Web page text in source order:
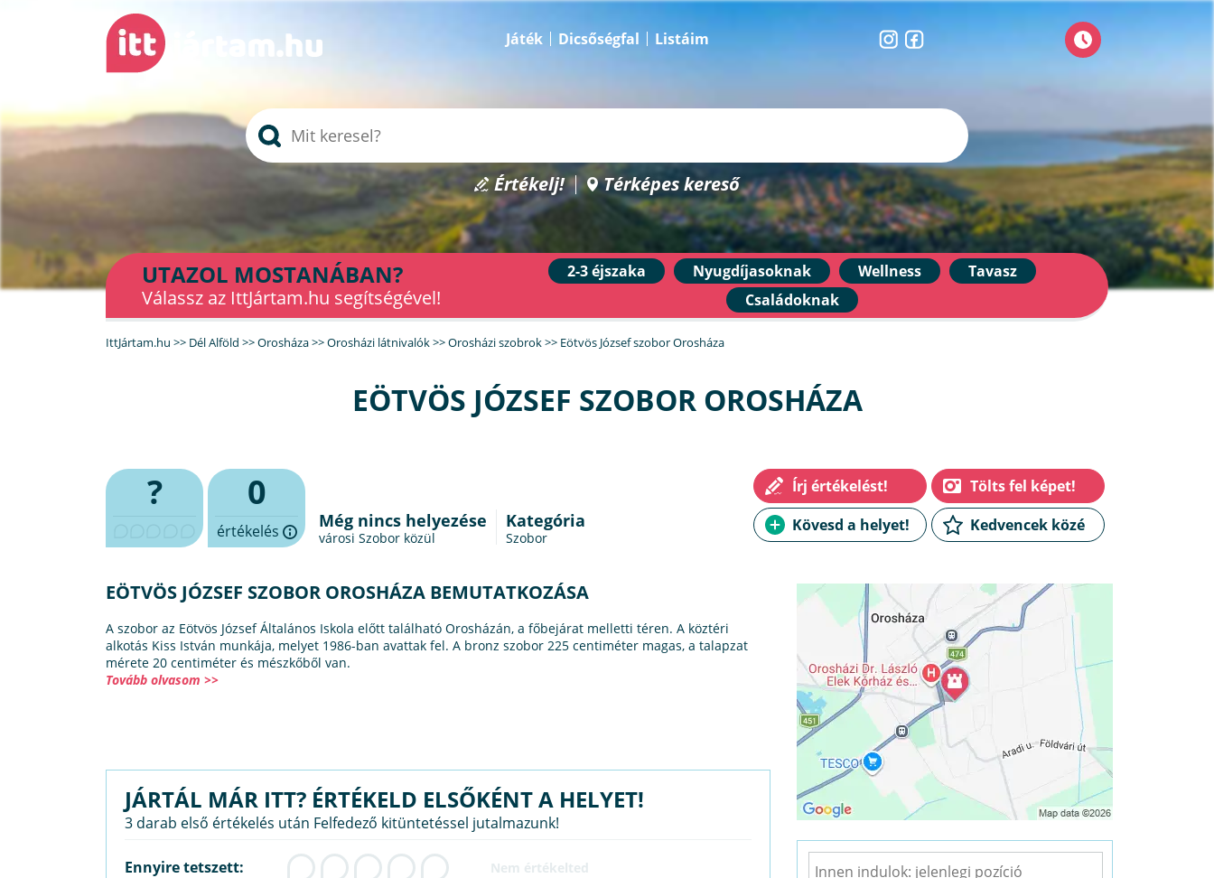
Játék Dicsőségfal Listáim
Értékelj! Térképes kereső
UTAZOL MOSTANÁBAN?
Válassz az IttJártam.hu segítségével!
2-3 éjszaka Nyugdíjasoknak Wellness
Tavasz
Családoknak
IttJártam.hu >> Dél Alföld >>Orosháza>>Orosházi látnivalók>>Orosházi szobrok>> Eötvös József szobor Orosháza
EÖTVÖS JÓZSEF SZOBOR OROSHÁZA
? 0
értékelés Még nincs helyezése
városi Szobor közül
Kategória
Szobor
EÖTVÖS JÓZSEF SZOBOR OROSHÁZA BEMUTATKOZÁSA
A szobor az Eötvös József Általános Iskola előtt található Orosházán, a főbejárat melletti téren. A köztéri
alkotás Kiss István munkája, melyet 1986-ban avattak fel. A bronz szobor 225 centiméter magas, a talapzat
mérete 20 centiméter és mészkőből van.
Tovább olvasom >>
JÁRTÁL MÁR ITT? ÉRTÉKELD ELSŐKÉNT A HELYET!
3 darab első értékelés után Felfedező kitüntetéssel jutalmazunk!
Ennyire tetszett: